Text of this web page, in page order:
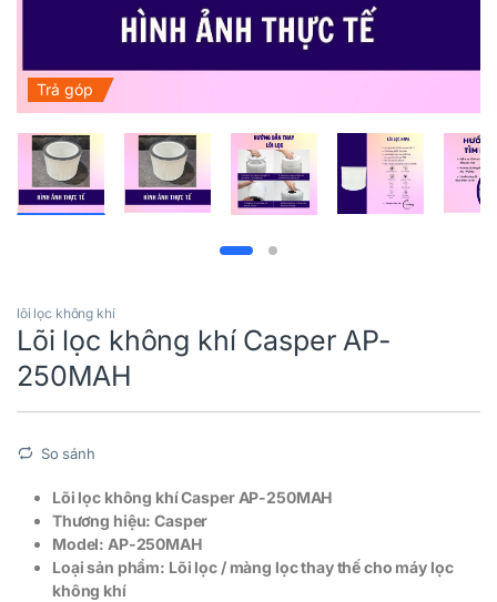
Trả góp
lõi lọc không khí
Lõi lọc không khí Casper AP-
250MAH
So sánh
Lõi lọc không khí Casper AP-250MAH
Thương hiệu: Casper
Model: AP-250MAH
Loại sản phẩm: Lõi lọc / màng lọc thay thế cho máy lọc
không khí